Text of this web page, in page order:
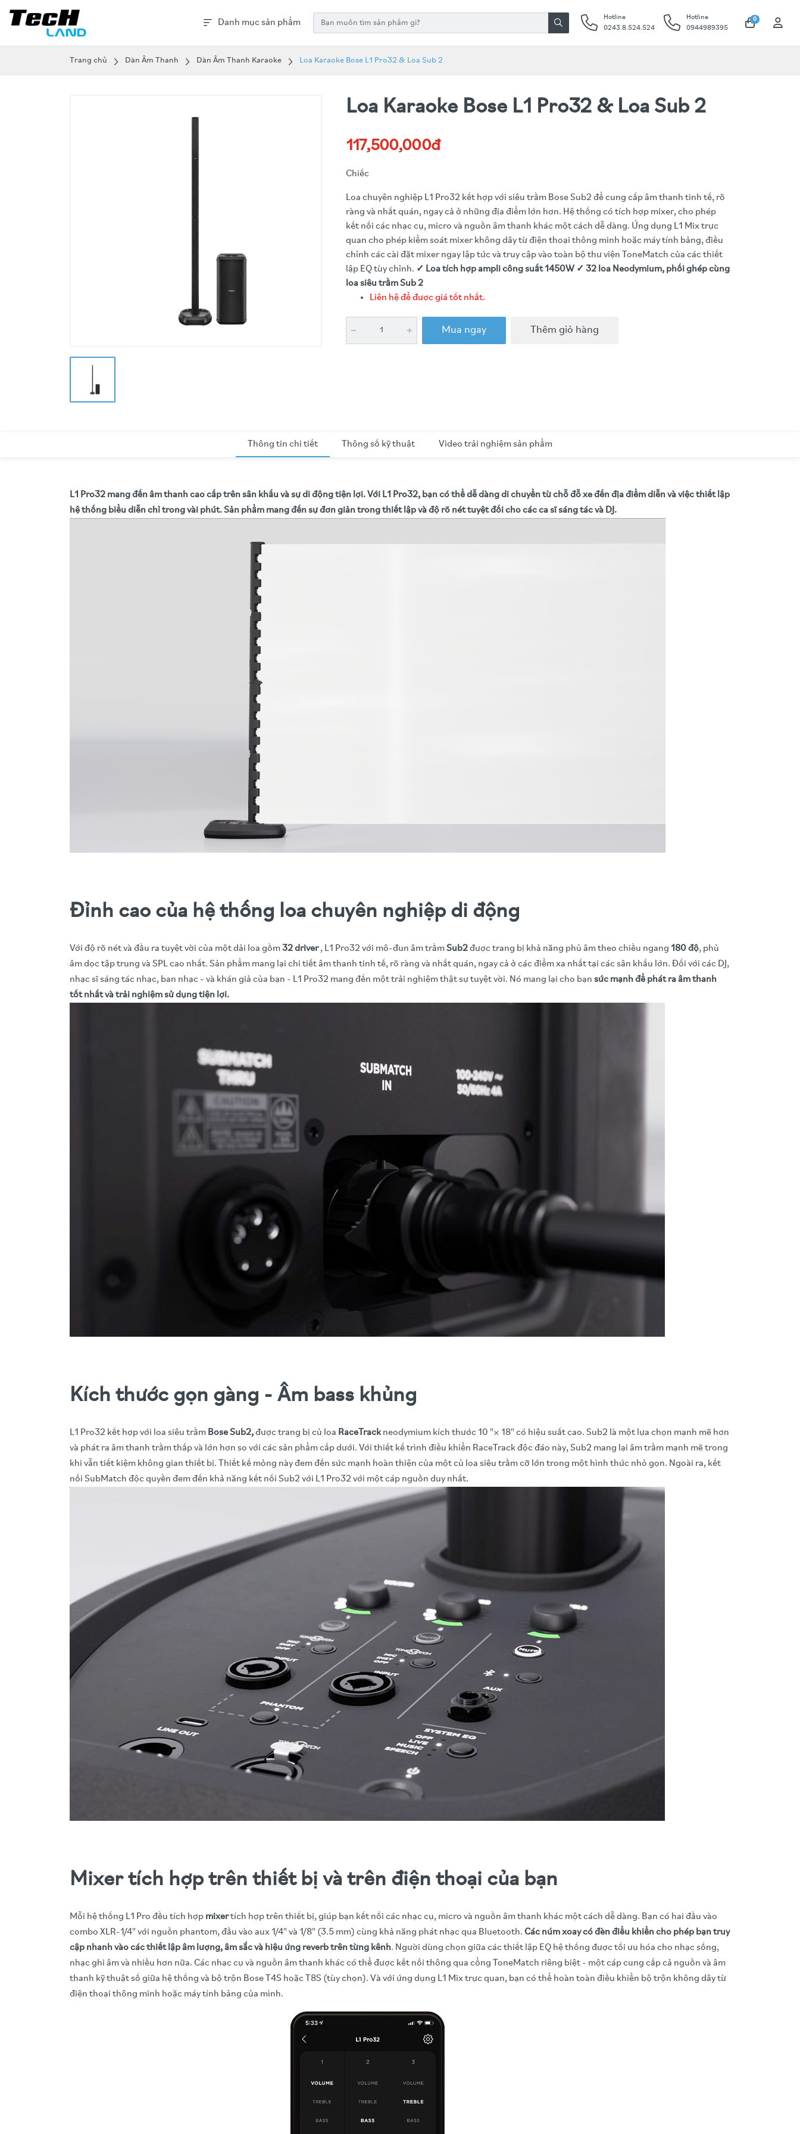
Danh mục sản phẩm
Hotline
0243.8.524.524
Hotline
0944989395
0
Trang chủ Dàn Âm Thanh Dàn Âm Thanh Karaoke Loa Karaoke Bose L1 Pro32 & Loa Sub 2
Loa Karaoke Bose L1 Pro32 & Loa Sub 2
117,500,000đ
Chiếc
Loa chuyên nghiệp L1 Pro32 kết hợp với siêu trầm Bose Sub2 để cung cấp âm thanh tinh tế, rõ
ràng và nhất quán, ngay cả ở những địa điểm lớn hơn. Hệ thống có tích hợp mixer, cho phép
kết nối các nhạc cụ, micro và nguồn âm thanh khác một cách dễ dàng. Ứng dụng L1 Mix trực
quan cho phép kiểm soát mixer không dây từ điện thoại thông minh hoặc máy tính bảng, điều
chỉnh các cài đặt mixer ngay lập tức và truy cập vào toàn bộ thư viện ToneMatch của các thiết
lập EQ tùy chỉnh. ✓ Loa tích hợp ampli công suất 1450W ✓ 32 loa Neodymium, phối ghép cùng
loa siêu trầm Sub 2
Liên hệ để được giá tốt nhất.
Mua ngay Thêm giỏ hàng
Thông tin chi tiết Thông số kỹ thuật Video trải nghiệm sản phẩm
L1 Pro32 mang đến âm thanh cao cấp trên sân khấu và sự di động tiện lợi. Với L1 Pro32, bạn có thể dễ dàng di chuyển từ chỗ đỗ xe đến địa điểm diễn và việc thiết lập
hệ thống biểu diễn chỉ trong vài phút. Sản phẩm mang đến sự đơn giản trong thiết lập và độ rõ nét tuyệt đối cho các ca sĩ sáng tác và DJ.
Đỉnh cao của hệ thống loa chuyên nghiệp di động
Với độ rõ nét và đầu ra tuyệt vời của một dải loa gồm32 driver, L1 Pro32 với mô-đun âm trầmSub2được trang bị khả năng phủ âm theo chiều ngang 180 độ, phủ
âm dọc tập trung và SPL cao nhất. Sản phẩm mang lại chi tiết âm thanh tinh tế, rõ ràng và nhất quán, ngay cả ở các điểm xa nhất tại các sân khấu lớn. Đối với các DJ,
nhạc sĩ sáng tác nhạc, ban nhạc - và khán giả của bạn - L1 Pro32 mang đến một trải nghiệm thật sự tuyệt vời. Nó mang lại cho bạn sức mạnh để phát ra âm thanh
tốt nhất và trải nghiệm sử dụng tiện lợi.
Kích thước gọn gàng - Âm bass khủng
L1 Pro32 kết hợp với loa siêu trầm Bose Sub2,được trang bị củ loa RaceTrackneodymium kích thước 10 "× 18" có hiệu suất cao. Sub2 là một lựa chọn mạnh mẽ hơn
và phát ra âm thanh trầm thấp và lớn hơn so với các sản phẩm cấp dưới. Với thiết kế trình điều khiển RaceTrack độc đáo này, Sub2 mang lại âm trầm mạnh mẽ trong
khi vẫn tiết kiệm không gian thiết bị. Thiết kế mỏng này đem đến sức mạnh hoàn thiện của một củ loa siêu trầm cỡ lớn trong một hình thức nhỏ gọn. Ngoài ra, kết
nối SubMatch độc quyền đem đến khả năng kết nối Sub2 với L1 Pro32 với một cáp nguồn duy nhất.
Mixer tích hợp trên thiết bị và trên điện thoại của bạn
Mỗi hệ thống L1 Pro đều tích hợp mixertích hợp trên thiết bị, giúp bạn kết nối các nhạc cụ, micro và nguồn âm thanh khác một cách dễ dàng. Bạn có hai đầu vào
combo XLR-1/4" với nguồn phantom, đầu vào aux 1/4" và 1/8" (3.5 mm) cùng khả năng phát nhạc qua Bluetooth. Các núm xoay có đèn điểu khiển cho phép bạn truy
cập nhanh vào các thiết lập âm lượng, âm sắc và hiệu ứng reverb trên từng kênh. Người dùng chọn giữa các thiết lập EQ hệ thống được tối ưu hóa cho nhạc sống,
nhạc ghi âm và nhiều hơn nữa. Các nhạc cụ và nguồn âm thanh khác có thể được kết nối thông qua cổng ToneMatch riêng biệt - một cáp cung cấp cả nguồn và âm
thanh kỹ thuật số giữa hệ thống và bộ trộn Bose T4S hoặc T8S (tùy chọn). Và với ứng dụng L1 Mix trực quan, bạn có thể hoàn toàn điều khiển bộ trộn không dây từ
điện thoại thông minh hoặc máy tính bảng của mình.